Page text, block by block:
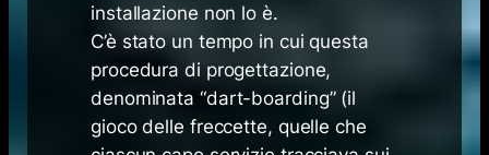
installazione non lo è.
C’è stato un tempo in cui questa
procedura di progettazione,
denominata “dart-boarding” (il
gioco delle freccette, quelle che